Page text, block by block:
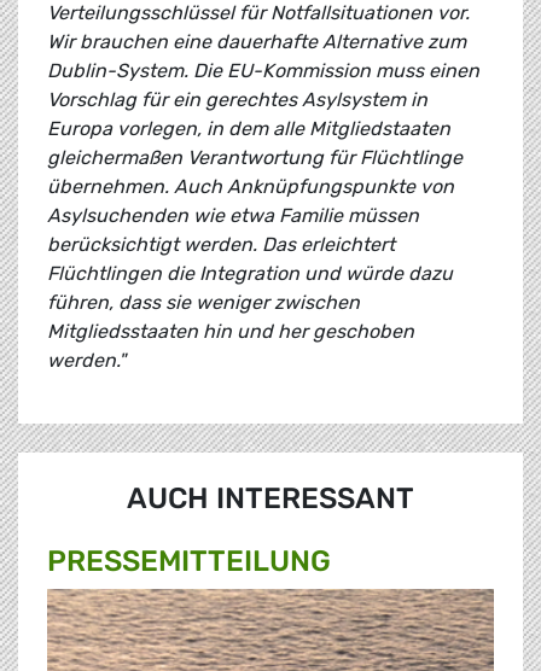
Verteilungsschlüssel für Notfallsituationen vor.
Wir brauchen eine dauerhafte Alternative zum
Dublin-System. Die EU-Kommission muss einen
Vorschlag für ein gerechtes Asylsystem in
Europa vorlegen, in dem alle Mitgliedstaaten
gleichermaßen Verantwortung für Flüchtlinge
übernehmen. Auch Anknüpfungspunkte von
Asylsuchenden wie etwa Familie müssen
berücksichtigt werden. Das erleichtert
Flüchtlingen die Integration und würde dazu
führen, dass sie weniger zwischen
Mitgliedsstaaten hin und her geschoben
werden."
AUCH INTERESSANT
PRESSE­MITTEILUNG